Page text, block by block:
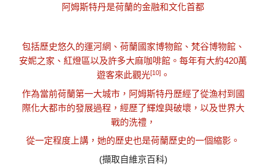
阿姆斯特丹是荷蘭的金融和文化首都
包括歷史悠久的運河網 、 荷蘭國家博物館、 梵谷博物館、
安妮之家 、 紅燈區以及許多大麻咖啡館 。每年有大約420萬
遊客來此觀光[10]。
作為當前荷蘭第一大城市，阿姆斯特丹歷經了從漁村到國
際化大都市的發展過程，經歷了輝煌與破壞，以及世界大
戰的洗禮，
從一定程度上講，她的歷史也是荷蘭歷史的一個縮影。
(擷取自維京百科)